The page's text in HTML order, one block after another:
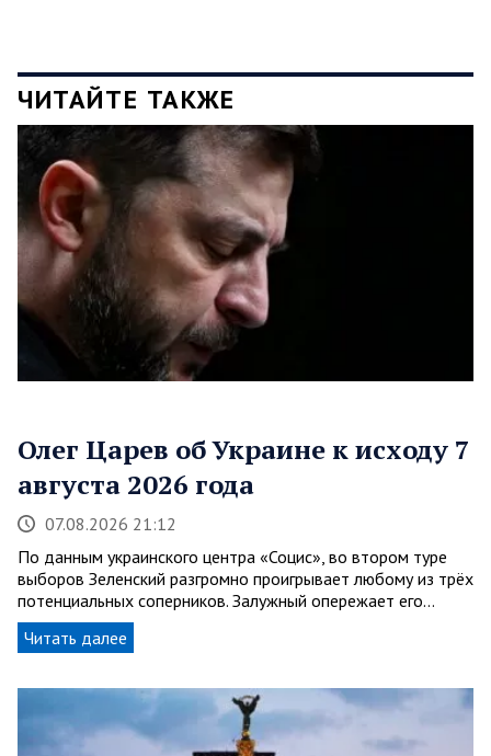
ЧИТАЙТЕ ТАКЖЕ
Олег Царев об Украине к исходу 7
августа 2026 года
07.08.2026 21:12
По данным украинского центра «Социс», во втором туре
выборов Зеленский разгромно проигрывает любому из трёх
потенциальных соперников. Залужный опережает его…
Читать далее